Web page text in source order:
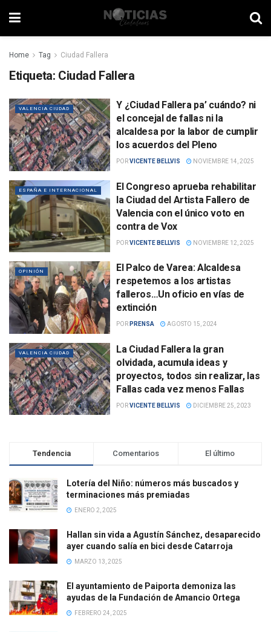
Home Tag Ciudad Fallera
Etiqueta: Ciudad Fallera
VALENCIA CIUDAD
Y ¿Ciudad Fallera pa’ cuándo? ni
el concejal de fallas ni la
alcaldesa por la labor de cumplir
los acuerdos del Pleno
PORVICENTE BELLVIS NOVIEMBRE 14, 2025
ESPAÑA E INTERNACIONAL
El Congreso aprueba rehabilitar
la Ciudad del Artista Fallero de
Valencia con el único voto en
contra de Vox
PORVICENTE BELLVIS NOVIEMBRE 12, 2025
OPINIÓN
El Palco de Varea: Alcaldesa
respetemos a los artistas
falleros…Un oficio en vías de
extinción
POR PRENSA AGOSTO 15, 2024
VALENCIA CIUDAD
La Ciudad Fallera la gran
olvidada, acumula ideas y
proyectos, todos sin realizar, las
Fallas cada vez menos Fallas
PORVICENTE BELLVIS DICIEMBRE 25, 2023
Tendencia Comentarios El último
Lotería del Niño: números más buscados y
terminaciones más premiadas
ENERO 2, 2025
Hallan sin vida a Agustín Sánchez, desaparecido
ayer cuando salía en bici desde Catarroja
MARZO 13, 2025
El ayuntamiento de Paiporta demoniza las
ayudas de la Fundación de Amancio Ortega
FEBRERO 24, 2025